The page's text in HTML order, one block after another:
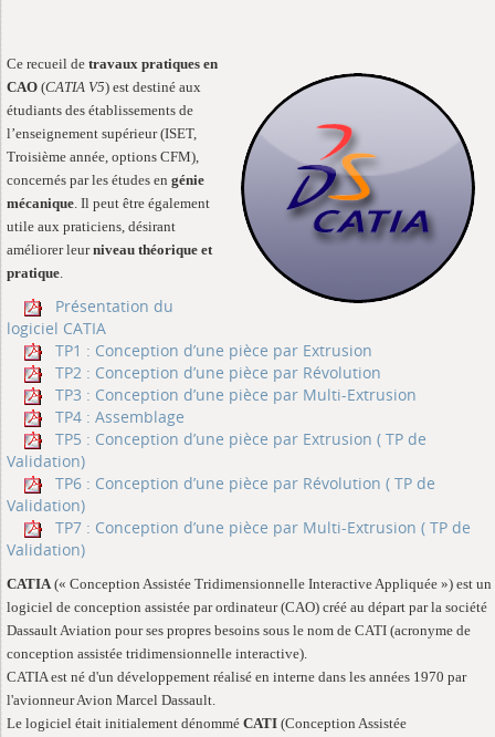
Ce recueil de travaux pratiques en
CAO (CATIA V5) est destiné aux
étudiants des établissements de
l’enseignement supérieur (ISET,
Troisième année, options CFM),
concernés par les études en génie
mécanique. Il peut être également
utile aux praticiens, désirant
améliorer leurniveau théorique et
pratique.
Présentation du
logiciel CATIA
TP1 : Conception d’une pièce par Extrusion
TP2 : Conception d’une pièce par Révolution
TP3 : Conception d’une pièce par Multi-Extrusion
TP4 : Assemblage
TP5 : Conception d’une pièce par Extrusion ( TP de
Validation)
TP6 : Conception d’une pièce par Révolution ( TP de
Validation)
TP7 : Conception d’une pièce par Multi-Extrusion ( TP de
Validation)
CATIA(« Conception Assistée Tridimensionnelle Interactive Appliquée ») est un
logiciel de conception assistée par ordinateur (CAO) créé au départ par la société
Dassault Aviation pour ses propres besoins sous le nom de CATI (acronyme de
conception assistée tridimensionnelle interactive).
CATIA est né d'un développement réalisé en interne dans les années 1970 par
l'avionneur Avion Marcel Dassault.
Le logiciel était initialement dénommé CATI (Conception Assistée